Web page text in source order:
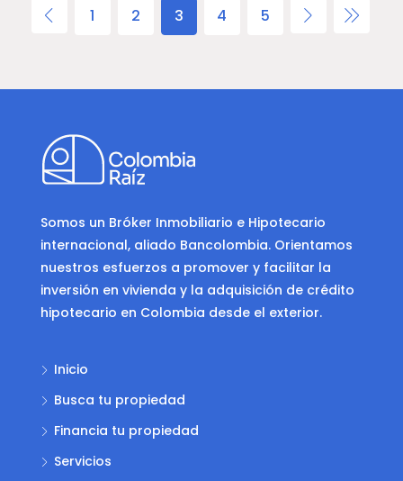
1 2 3 4 5
Somos un Bróker Inmobiliario e Hipotecario
internacional, aliado Bancolombia. Orientamos
nuestros esfuerzos a promover y facilitar la
inversión en vivienda y la adquisición de crédito
hipotecario en Colombia desde el exterior.
Inicio
Busca tu propiedad
Financia tu propiedad
Servicios